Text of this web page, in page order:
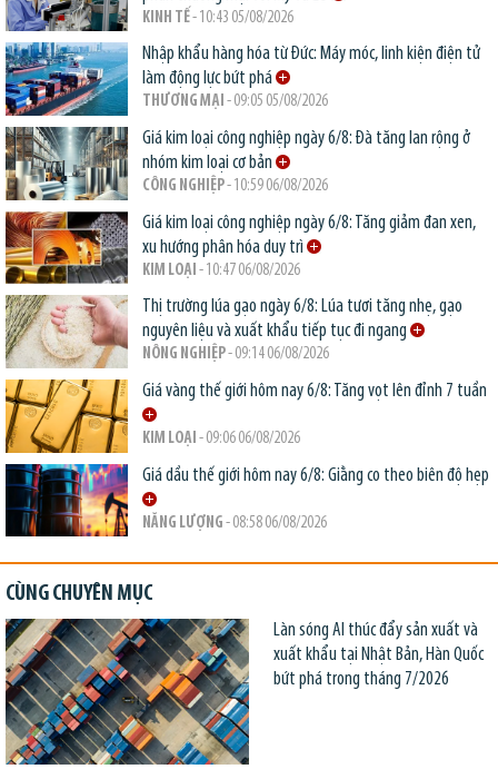
KINH TẾ- 10:43 05/08/2026
Nhập khẩu hàng hóa từ Đức: Máy móc, linh kiện điện tử
làm động lực bứt phá
THƯƠNG MẠI - 09:05 05/08/2026
Giá kim loại công nghiệp ngày 6/8: Đà tăng lan rộng ở
nhóm kim loại cơ bản
CÔNG NGHIỆP- 10:59 06/08/2026
Giá kim loại công nghiệp ngày 6/8: Tăng giảm đan xen,
xu hướng phân hóa duy trì
KIM LOẠI - 10:47 06/08/2026
Thị trường lúa gạo ngày 6/8: Lúa tươi tăng nhẹ, gạo
nguyên liệu và xuất khẩu tiếp tục đi ngang
NÔNG NGHIỆP- 09:14 06/08/2026
Giá vàng thế giới hôm nay 6/8: Tăng vọt lên đỉnh 7 tuần
KIM LOẠI - 09:06 06/08/2026
Giá dầu thế giới hôm nay 6/8: Giằng co theo biên độ hẹp
NĂNG LƯỢNG - 08:58 06/08/2026
CÙNG CHUYÊN MỤC
Làn sóng AI thúc đẩy sản xuất và
xuất khẩu tại Nhật Bản, Hàn Quốc
bứt phá trong tháng 7/2026